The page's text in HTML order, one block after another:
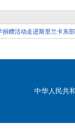
捐赠活动走进斯里兰卡东
中华人民共